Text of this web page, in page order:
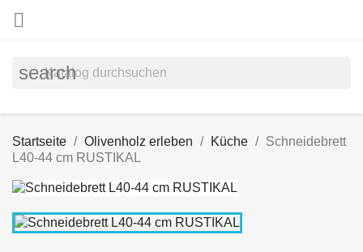

search
Startseite Olivenholz erleben Küche
Schneidebrett
L40-44 cm RUSTIKAL